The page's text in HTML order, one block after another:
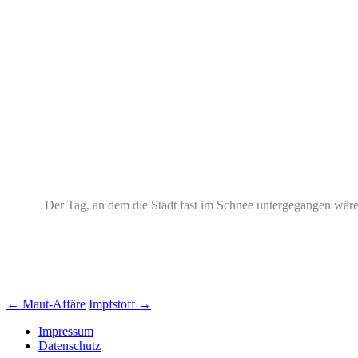
Der Tag, an dem die Stadt fast im Schnee untergegangen
Beitrags-
Navigation
← Maut-Affäre Impfstoff →
Impressum
Datenschutz